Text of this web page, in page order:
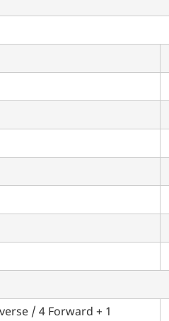
/ 4 Forward + 1
भरे जाना चाहते हैं?
सेकंड से भी कम समय लगेगा।
हाँ, पूछताछ जारी रखें